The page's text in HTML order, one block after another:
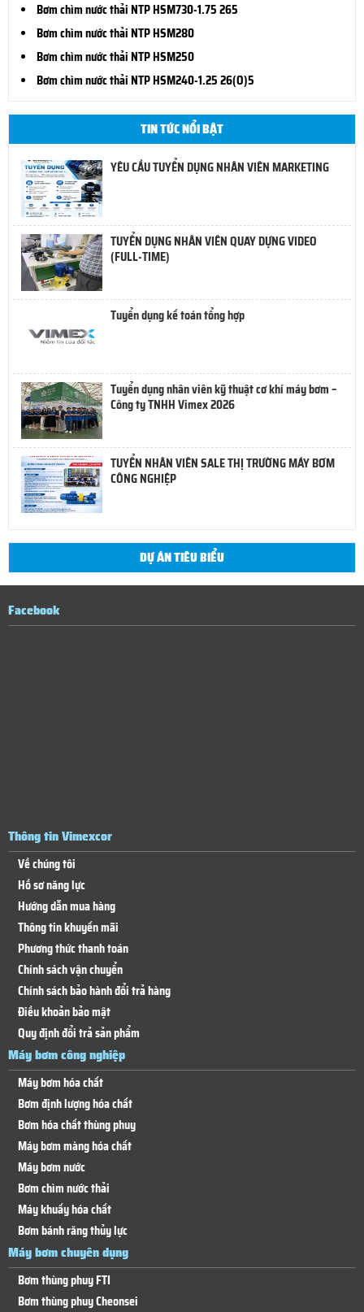
Bơm chìm nước thải NTP HSM730-1.75 265
Bơm chìm nước thải NTP HSM280
Bơm chìm nước thải NTP HSM250
Bơm chìm nước thải NTP HSM240-1.25 26(O)5
TIN TỨC NỔI BẬT
YÊU CẦU TUYỂN DỤNG NHÂN VIÊN MARKETING
TUYỂN DỤNG NHÂN VIÊN QUAY DỰNG VIDEO
(FULL-TIME)
Tuyển dụng kế toán tổng hợp
Tuyển dụng nhân viên kỹ thuật cơ khí máy bơm –
Công ty TNHH Vimex 2026
TUYỂN NHÂN VIÊN SALE THỊ TRƯỜNG MÁY BƠM
CÔNG NGHIỆP
DỰ ÁN TIÊU BIỂU
Facebook
Thông tin Vimexcor
Về chúng tôi
Hồ sơ năng lực
Hướng dẫn mua hàng
Thông tin khuyến mãi
Phương thức thanh toán
Chính sách vận chuyển
Chính sách bảo hành đổi trả hàng
Điều khoản bảo mật
Quy định đổi trả sản phẩm
Máy bơm công nghiệp
Máy bơm hóa chất
Bơm định lượng hóa chất
Bơm hóa chất thùng phuy
Máy bơm màng hóa chất
Máy bơm nước
Bơm chìm nước thải
Máy khuấy hóa chất
Bơm bánh răng thủy lực
Máy bơm chuyên dụng
Bơm thùng phuy FTI
Bơm thùng phuy Cheonsei